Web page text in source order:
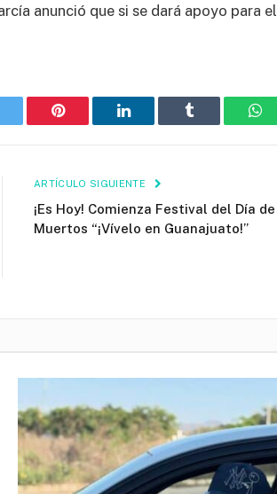
anunció que si se dará apoyo para el
Pinterest LinkedIn Tumblr
ARTÍCULO SIGUIENTE
¡Es Hoy! Comienza Festival del Día
Muertos “¡Vívelo en Guanajuato!”